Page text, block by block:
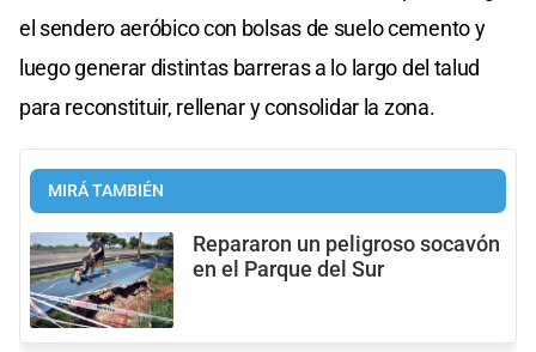
el sendero aeróbico con bolsas de suelo cemento y
luego generar distintas barreras a lo largo del talud
para reconstituir, rellenar y consolidar la zona.
MIRÁ TAMBIÉN
Repararon un peligroso socavón
en el Parque del Sur